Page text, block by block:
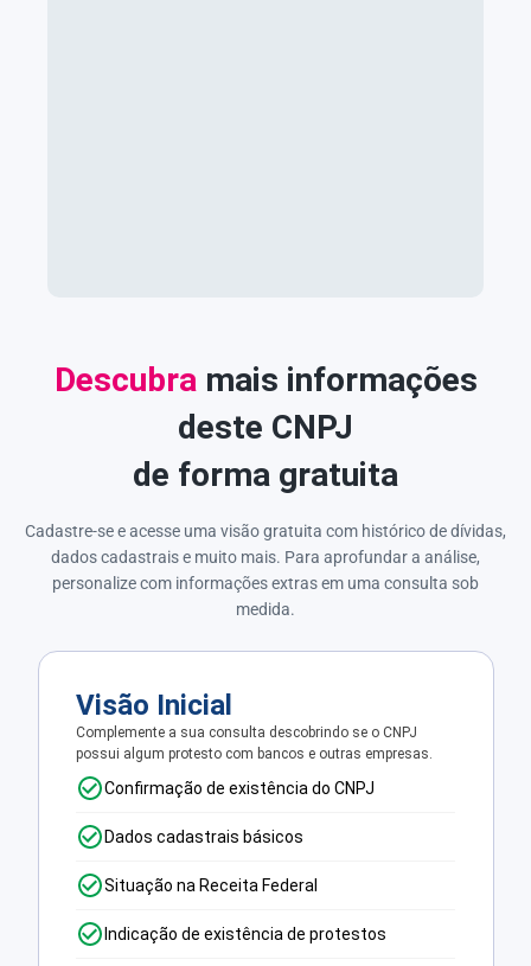
Descubra mais informações
deste CNPJ
de forma gratuita
Cadastre-se e acesse uma visão gratuita com histórico de dívidas,
dados cadastrais e muito mais. Para aprofundar a análise,
personalize com informações extras em uma consulta sob
medida.
Visão Inicial
Complemente a sua consulta descobrindo se o CNPJ
possui algum protesto com bancos e outras empresas.
Confirmação de existência do CNPJ
Dados cadastrais básicos
Situação na Receita Federal
Indicação de existência de protestos